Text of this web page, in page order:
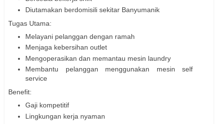
Diutamakan berdomisili sekitar Banyumanik
Tugas Utama:
Melayani pelanggan dengan ramah
Menjaga kebersihan outlet
Mengoperasikan dan memantau mesin laundry
Membantu pelanggan menggunakan mesin self
service
Benefit:
Gaji kompetitif
Lingkungan kerja nyaman